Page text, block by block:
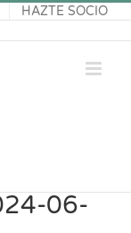
HAZTE SOCIO
06-